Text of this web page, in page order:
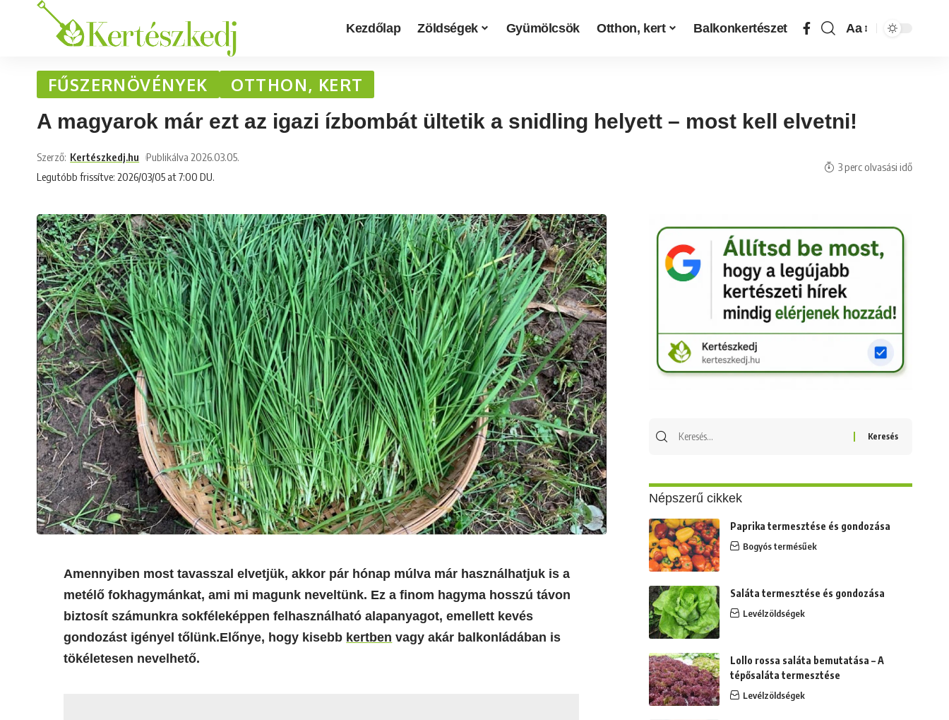
Kezdőlap Zöldségek Gyümölcsök Otthon, kert Balkonkertészet Aa
FŰSZERNÖVÉNYEK OTTHON, KERT
A magyarok már ezt az igazi ízbombát ültetik a snidling helyett – most kell elvetni!
Legutóbb frissítve: 2026/03/05 at 7:00 DU.
Szerző: Kertészkedj.hu Publikálva 2026.03.05.
3 perc olvasási idő
Amennyiben most tavasszal elvetjük, akkor pár hónap múlva már használhatjuk is a
metélő fokhagymánkat, ami mi magunk neveltünk. Ez a finom hagyma hosszú távon
biztosít számunkra sokféleképpen felhasználható alapanyagot, emellett kevés
gondozást igényel tőlünk.Előnye, hogy kisebb kertben vagy akár balkonládában is
tökéletesen nevelhető.
Népszerű cikkek
Paprika termesztése és gondozása
Bogyós termésűek
Saláta termesztése és gondozása
Levélzöldségek
Lollo rossa saláta bemutatása – A
tépősaláta termesztése
Levélzöldségek